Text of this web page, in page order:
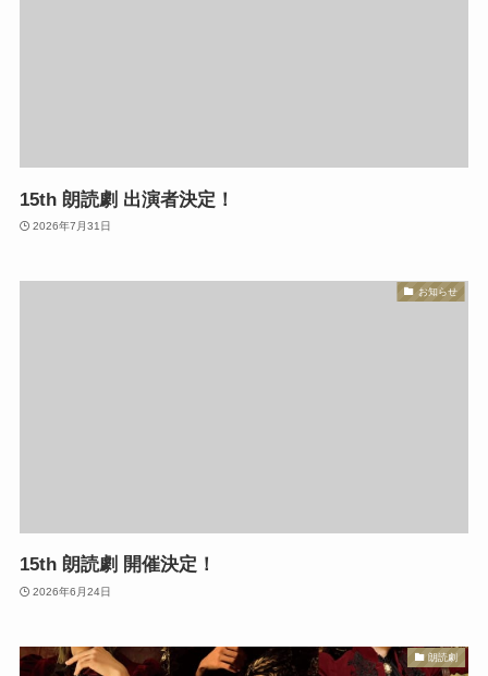
15th 朗読劇 出演者決定！
2026年7月31日
お知らせ
15th 朗読劇 開催決定！
2026年6月24日
朗読劇